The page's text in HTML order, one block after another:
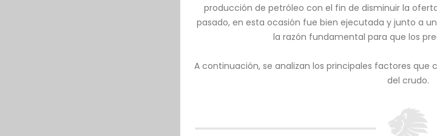
producción de petróleo con el fin de disminuir la
pasado, en esta ocasión fue bien ejecutada y junto a
la razón fundamental para que los
A continuación, se analizan los principales factores que
del crudo.